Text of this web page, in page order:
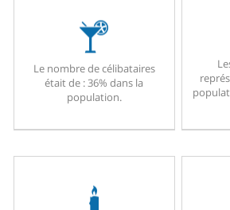
Le nombre de célibataires
était de : 36% dans la
population.